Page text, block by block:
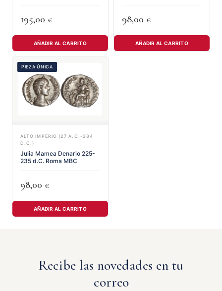
195,00 €
AÑADIR AL CARRITO
98,00 €
AÑADIR AL CARRITO
PIEZA ÚNICA
ALTO IMPERIO (27 A.C.-284
D.C.)
Julia Mamea Denario 225-
235 d.C. Roma MBC
98,00 €
AÑADIR AL CARRITO
Recibe las novedades en tu
correo